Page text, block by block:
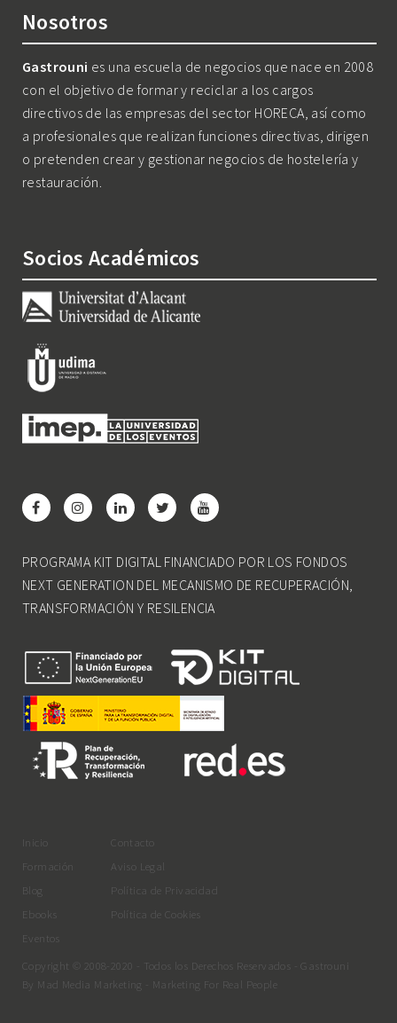
Nosotros
Gastrouni es una escuela de negocios que nace en 2008
con el objetivo de formar y reciclar a los cargos
directivos de las empresas del sector HORECA, así como
a profesionales que realizan funciones directivas, dirigen
o pretenden crear y gestionar negocios de hostelería y
restauración.
Socios Académicos
PROGRAMA KIT DIGITAL FINANCIADO POR LOS FONDOS
NEXT GENERATION DEL MECANISMO DE RECUPERACIÓN,
TRANSFORMACIÓN Y RESILENCIA
Inicio
Formación
Blog
Ebooks
Eventos
Contacto
Aviso Legal
Política de Privacidad
Política de Cookies
Copyright © 2008-2020 - Todos los Derechos Reservados - Gastrouni
By Mad Media Marketing - Marketing For Real People